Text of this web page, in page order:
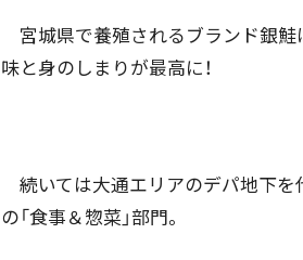
宮城県で養殖されるブランド銀鮭
味と身のしまりが最高に！
続いては大通エリアのデパ地下を
の「食事＆惣菜」部門。